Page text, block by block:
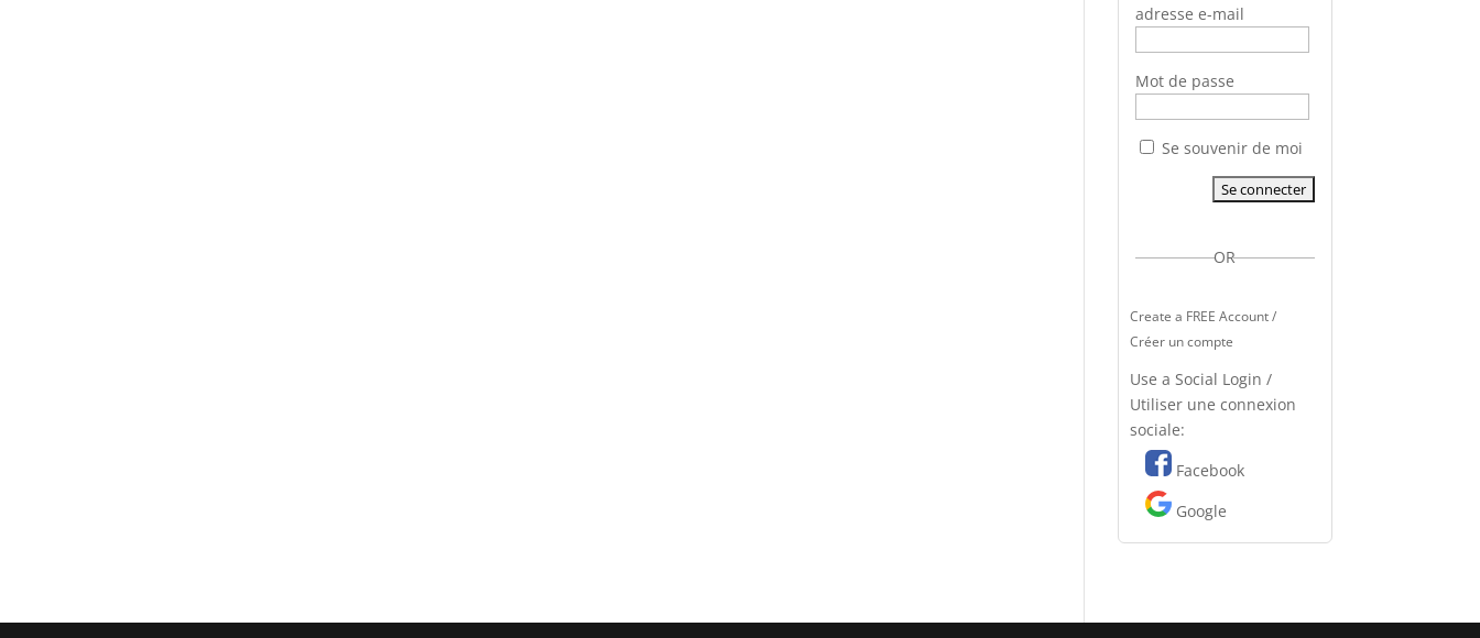
adresse e-mail
Mot de passe
Se souvenir de moi
OR
Create a FREE Account /
Créer un compte
Use a Social Login /
Utiliser une connexion
sociale:
Facebook
Google